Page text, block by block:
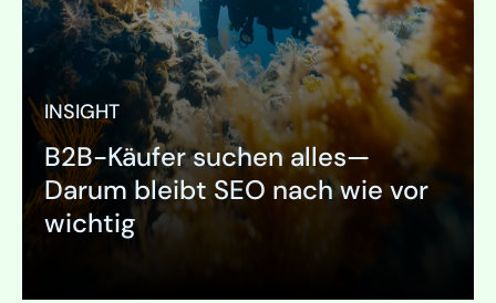
INSIGHT
B2B-Käufer suchen alles—
Darum bleibt SEO nach wie vor
wichtig